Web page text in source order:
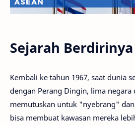
Sejarah Berdirinya
Kembali ke tahun 1967, saat dunia
dengan Perang Dingin, lima negara
memutuskan untuk "nyebrang"
bisa membuat kawasan mereka